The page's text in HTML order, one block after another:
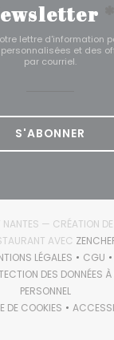
lettre d'information
et des
par courriel.
S'ABONNER
— CRÉATION DE
AVEC
LÉGALES
((OUVRE UNE
CGU
DES DONNÉES
PERSONNEL((OUVRE UNE
DE COOKIES
((OUVRE UNE